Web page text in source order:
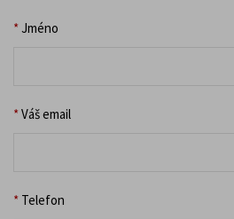
*Jméno
*Váš email
* Telefon